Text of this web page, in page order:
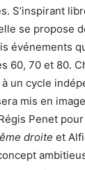
S’inspirant
se propose
événements
60, 70 et 80.
un cycle
mis en
Penet pour
droite et